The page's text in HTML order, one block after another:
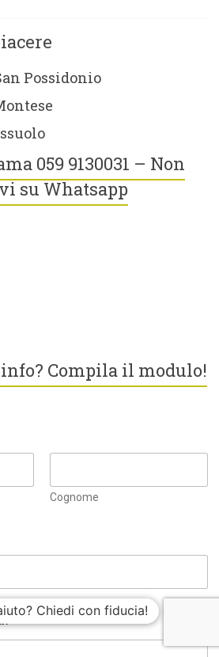
Possidonio
059 9130031 – Non
su Whatsapp
Compila il modulo!
Cognome
*
Chiedi con fiducia!